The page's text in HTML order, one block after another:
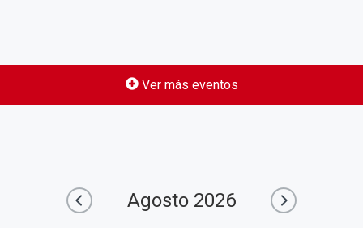
Ver más eventos
Agosto 2026